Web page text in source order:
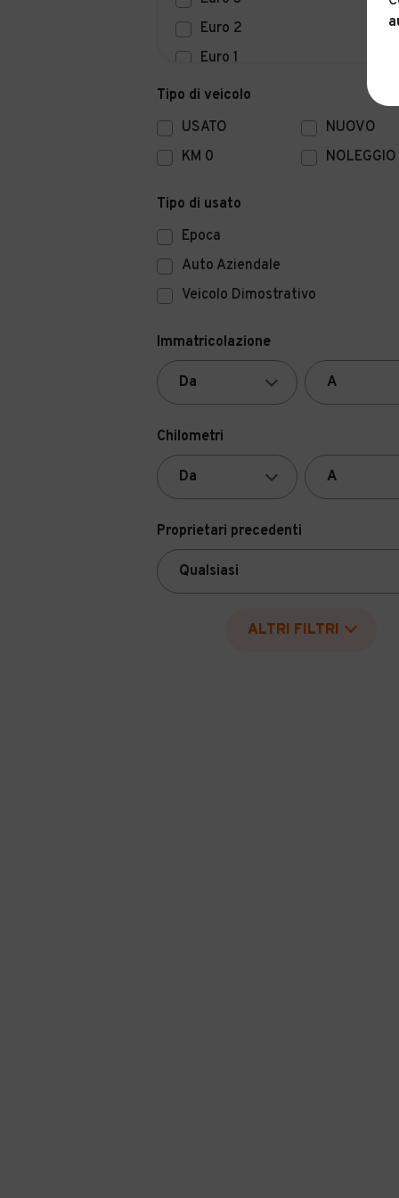
Euro 2
Euro 1
Euro 0
Tipo di veicolo
USATO
NUOVO
KM 0
NOLEGGIO
Tipo di usato
Epoca
Auto Aziendale
Veicolo Dimostrativo
Immatricolazione
Chilometri
Proprietari precedenti
ALTRI FILTRI